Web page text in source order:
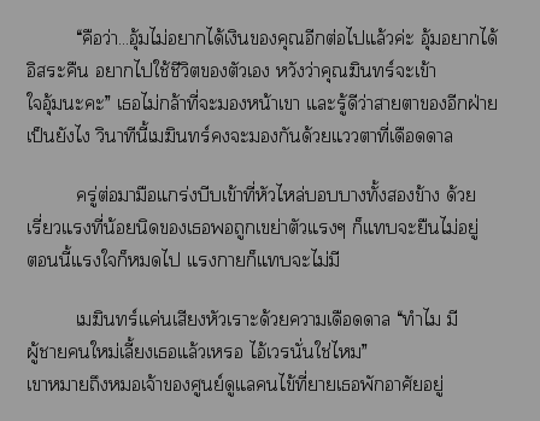
“คือว่า...อุ้มไม่าได้เงินคุณอีกต่อไแล้วค่ะ อุ้มาได้
อิสระคืน าไใช้ชีวิตตัวเ หวังว่าคุณฆิร์จะเข้า
ใอุ้มะะ” เไม่กล้าที่ะหน้าเา แะรู้ดีว่าาาอีกฝ่าย
เป็นยังไ วินาทีนี้เมฆินทร์ะกันด้วยแาที่เดือดดาล
ครู่ต่อมามือแกร่งบีบเข้าที่หัวไหล่าทั้งข้าง ด้วย
เรี่ยวแรงที่น้อยนิดเถูกเขย่าตัวแๆ ก็แะยืนไม่อยู่
นี้แใก็ไ แาก็แะไม่มี
เมฆินทร์แค่นเสียงหัวเราะด้วยาเดือดดาล “ทำไม มี
ผู้าใหม่เลี้ยงเแล้วเ ไอ้เนั่นใช่ไ”
เาาถึงเจ้าศูนย์ดูแลไข้ที่าเพักอาศัยอยู่